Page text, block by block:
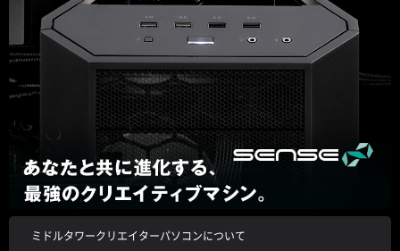
ミドルタワークリエイターパソコンについて